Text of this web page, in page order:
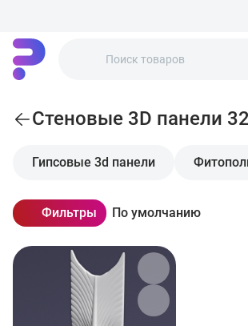
Стеновые 3D панели
Гипсовые 3d панели
Фильтры По умолчанию